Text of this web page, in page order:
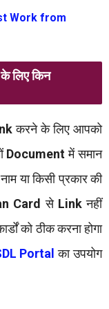
Work from
लिए किन
करने के लिए आपको
Documentमें समान
या किसी प्रकार की
Card सेLinkनहीं
को ठीक करना होगा
Portal का उपयोग